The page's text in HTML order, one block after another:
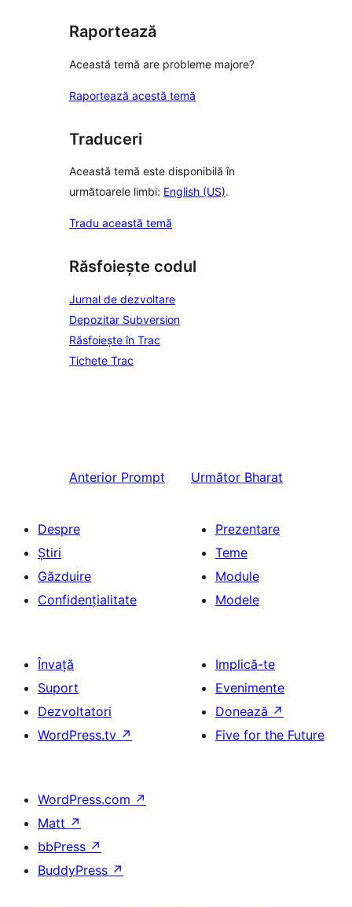
Raportează
Această temă are probleme majore?
Raportează acestă temă
Traduceri
Această temă este disponibilă în
următoarele limbi: English (US).
Tradu această temă
Răsfoiește codul
Jurnal de dezvoltare
Depozitar Subversion
Răsfoiește în Trac
Tichete Trac
Anterior Prompt Următor Bharat
Despre
Știri
Găzduire
Confidențialitate
Prezentare
Teme
Module
Modele
Învață
Suport
Dezvoltatori
WordPress.tv ↗
Implică-te
Evenimente
Donează ↗
Five for the Future
WordPress.com ↗
Matt ↗
bbPress ↗
BuddyPress ↗